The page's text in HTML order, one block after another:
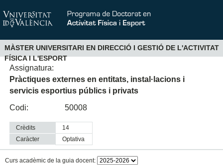
MÀSTER UNIVERSITARI EN DIRECCIÓ I GESTIÓ DE L'ACTIVITAT
FÍSICA I L'ESPORT
Assignatura:
Pràctiques externes en entitats, instal·lacions i
servicis esportius públics i privats
Codi:
50008
Crèdits
14
Caràcter
optativa
Curs acadèmic de la guia docent: